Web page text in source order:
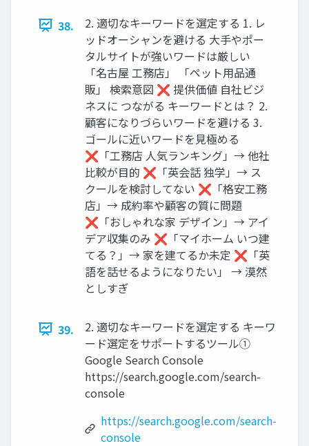
38.
2. 適切なキーワードを選定する 1. レ
ッドオーシャンを避ける 大手やポー
タルサイトが強いワードは厳しい
「名古屋 工務店」 「ペット用品通
販」 検索意図 ❌️ 提供価値 自社ビジ
ネスに つながる キーワードとは？ 2.
顧客になりづらいワードを避ける 3.
ゴールに近いワードを見極める
❌️「工務店 人気ランキング」→ 他社
比較が目的 ❌️「英会話 独学」→ ス
クールを検討してない ❌️「格安工務
店」→ 成約率や顧客の質に問題
❌️「おしゃれな家 デザイン」→ アイ
デア収集のみ ❌️「マイホーム いつ建
てる？」→ 家を建てるか未定 ❌️「英
語を話せるようになりたい」 → 漠然
としすぎ
39.
2. 適切なキーワードを選定する キーワ
ード選定をサポートするツール①
Google Search Console
https://search.google.com/search-
console
https://search.google.com/search-
console